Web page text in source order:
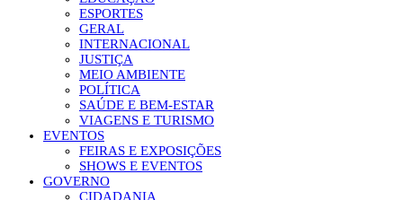
ESPORTES
GERAL
INTERNACIONAL
JUSTIÇA
MEIO AMBIENTE
POLÍTICA
SAÚDE E BEM-ESTAR
VIAGENS E TURISMO
EVENTOS
FEIRAS E EXPOSIÇÕES
SHOWS E EVENTOS
GOVERNO
CIDADANIA